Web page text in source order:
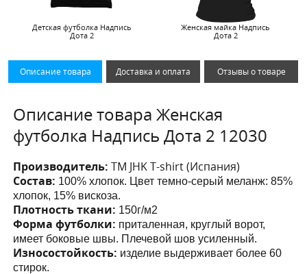
Детская футболка Надпись
Дота 2
Женская майка Надпись
Дота 2
Описание товара Доставка и оплата Отзывы о товаре
Описание товара Женская
футболка Надпись Дота 2 12030
Производитель:ТМ JHK T-shirt (Испания)
Состав: 100% хлопок. Цвет темно-серый меланж: 85%
хлопок, 15% вискоза.
Плотность ткани: 150г/м2
Форма футболки: приталенная, круглый ворот,
имеет боковые швы. Плечевой шов усиленный.
Износостойкость: изделие выдерживает более 60
стирок.